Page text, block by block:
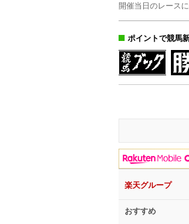
開催当日のレース
ポイントで競馬
楽天グループ
おすすめ